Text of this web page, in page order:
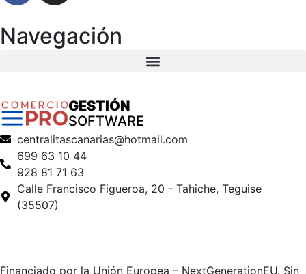
Navegación
GESTIÓN
SOFTWARE
centralitascanarias@hotmail.com
699 63 10 44
928 81 71 63
Calle Francisco Figueroa, 20 - Tahiche, Teguise
(35507)
Financiado por la Unión Europea – NextGenerationEU. Sin